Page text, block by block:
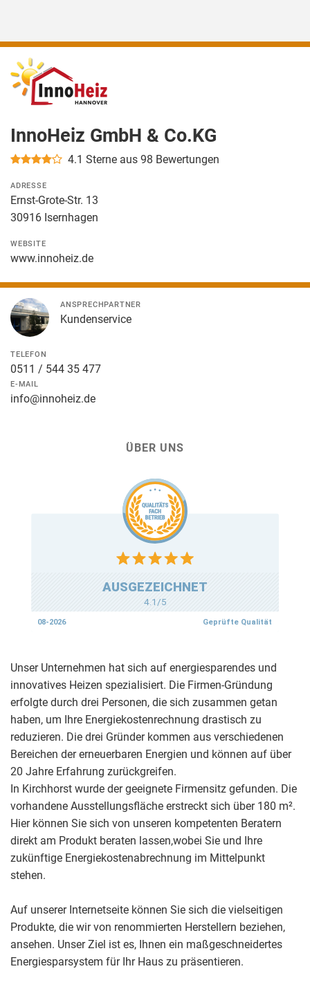
InnoHeiz GmbH & Co.KG
4.1 Sterne aus 98 Bewertungen
ADRESSE
Ernst-Grote-Str. 13
30916 Isernhagen
WEBSITE
www.innoheiz.de
ANSPRECHPARTNER
Kundenservice
TELEFON
0511 / 544 35 477
E-MAIL
info@innoheiz.de
ÜBER UNS
Unser Unternehmen hat sich auf energiesparendes und
innovatives Heizen spezialisiert. Die Firmen-Gründung
erfolgte durch drei Personen, die sich zusammen getan
haben, um Ihre Energiekostenrechnung drastisch zu
reduzieren. Die drei Gründer kommen aus verschiedenen
Bereichen der erneuerbaren Energien und können auf über
20 Jahre Erfahrung zurückgreifen.
In Kirchhorst wurde der geeignete Firmensitz gefunden. Die
vorhandene Ausstellungsfläche erstreckt sich über 180 m².
Hier können Sie sich von unseren kompetenten Beratern
direkt am Produkt beraten lassen,wobei Sie und Ihre
zukünftige Energiekostenabrechnung im Mittelpunkt
stehen.
Auf unserer Internetseite können Sie sich die vielseitigen
Produkte, die wir von renommierten Herstellern beziehen,
ansehen. Unser Ziel ist es, Ihnen ein maßgeschneidertes
Energiesparsystem für Ihr Haus zu präsentieren.